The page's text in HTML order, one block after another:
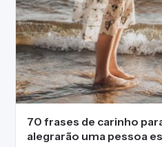
70 frases de carinho
alegrarão uma pessoa